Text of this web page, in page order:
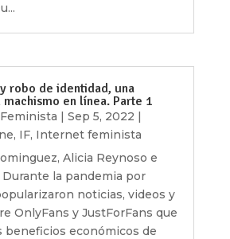
robo de identidad, una
en línea. Parte 1
| Sep 5, 2022 |
, IF, Internet feminista
Alicia Reynoso e
Durante la pandemia por
noticias, videos y
OnlyFans y JustForFans que
beneficios económicos de